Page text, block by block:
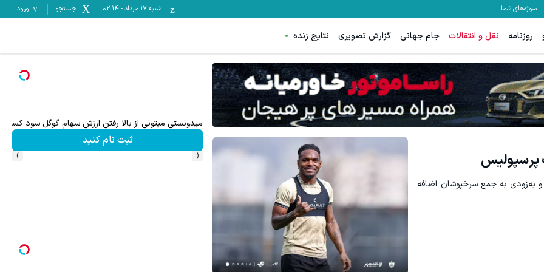
سوژه‌های شما شنبه ۱۷ مرداد -
02:14 جستجو ورود
روزنامه نقل و انتقالات جام جهانی گزارش تصویری نتایج زنده
پرسپولیس
و به‌زودی به جمع سرخپوشان اضافه
ترید EURUSD با اسپرد از صفر پیپ
ثبت نام کنید
میدونستی میتونی از بالا رفتن ارزش سهام گوگل سود کسب
ثبت نام کنید
‹
›